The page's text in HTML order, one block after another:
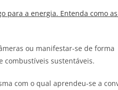
para a energia. Entenda como
ou manifestar-se de forma
combustíveis sustentáveis.
com o qual aprendeu-se a